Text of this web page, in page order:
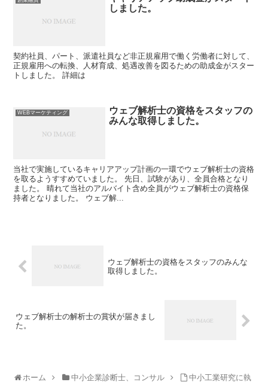
しました。
契約社員、パート、派遣社員など非正規雇用で働く労働者に対して、
正規雇用への転換、人材育成、処遇改善を図るための助成金がスター
トしました。 詳細は
WEBマーケティング
ウェブ解析士の資格をスタッフの
みんな取得しました。
当社で実施しているキャリアアップ計画の一環でウェブ解析士の資格
を取るようすすめていました。 先日、試験があり、全員合格となり
ました。 晴れて当社のアルバイト含め全員がウェブ解析士の資格保
持者となりました。 ウェブ解...
ウェブ解析士の資格をスタッフのみんな
取得しました。
ウェブ解析士の解析士の賞状が届きまし
た。
ホーム 中小企業診断士、コンサル 中小工業研究に執